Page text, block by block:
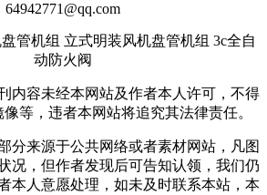
64942771@qq.com
管机组 立式明装风机盘管机组 3c全自
动防火阀
内容未经本网站及作者本人许可，不得
等，违者本网站将追究其法律责任。
分来源于公共网络或者素材网站，凡图
况，但作者发现后可告知认领，我们仍
本人意愿处理，如未及时联系本站，本